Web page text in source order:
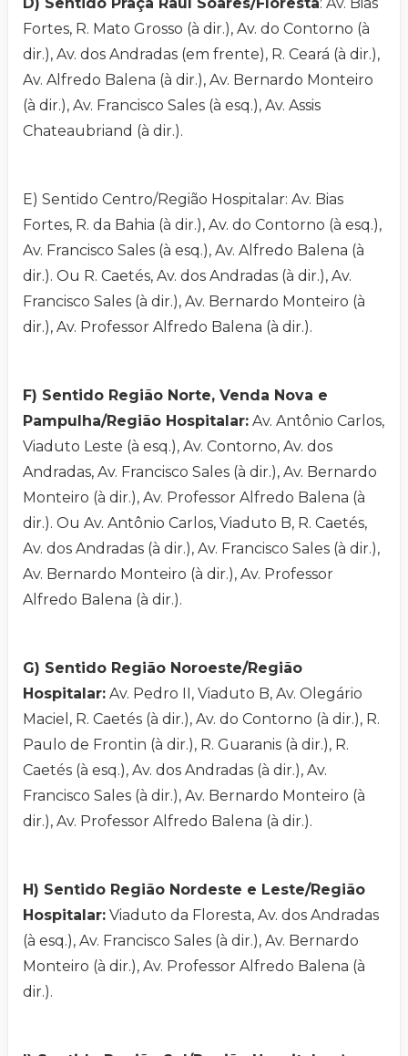
Fortes, R. Mato Grosso (à dir.), Av. do Contorno (à
dir.), Av. dos Andradas (em frente), R. Ceará (à dir.),
Av. Alfredo Balena (à dir.), Av. Bernardo Monteiro
(à dir.), Av. Francisco Sales (à esq.), Av. Assis
Chateaubriand (à dir.).
E) Sentido Centro/Região Hospitalar: Av. Bias
Fortes, R. da Bahia (à dir.), Av. do Contorno (à esq.),
Av. Francisco Sales (à esq.), Av. Alfredo Balena (à
dir.). Ou R. Caetés, Av. dos Andradas (à dir.), Av.
Francisco Sales (à dir.), Av. Bernardo Monteiro (à
dir.), Av. Professor Alfredo Balena (à dir.).
F) Sentido Região Norte, Venda Nova e
Pampulha/Região Hospitalar: Av. Antônio Carlos,
Viaduto Leste (à esq.), Av. Contorno, Av. dos
Andradas, Av. Francisco Sales (à dir.), Av. Bernardo
Monteiro (à dir.), Av. Professor Alfredo Balena (à
dir.). Ou Av. Antônio Carlos, Viaduto B, R. Caetés,
Av. dos Andradas (à dir.), Av. Francisco Sales (à dir.),
Av. Bernardo Monteiro (à dir.), Av. Professor
Alfredo Balena (à dir.).
G) Sentido Região Noroeste/Região
Hospitalar: Av. Pedro II, Viaduto B, Av. Olegário
Maciel, R. Caetés (à dir.), Av. do Contorno (à dir.), R.
Paulo de Frontin (à dir.), R. Guaranis (à dir.), R.
Caetés (à esq.), Av. dos Andradas (à dir.), Av.
Francisco Sales (à dir.), Av. Bernardo Monteiro (à
dir.), Av. Professor Alfredo Balena (à dir.).
H) Sentido Região Nordeste e Leste/Região
Hospitalar: Viaduto da Floresta, Av. dos Andradas
(à esq.), Av. Francisco Sales (à dir.), Av. Bernardo
Monteiro (à dir.), Av. Professor Alfredo Balena (à
dir.).